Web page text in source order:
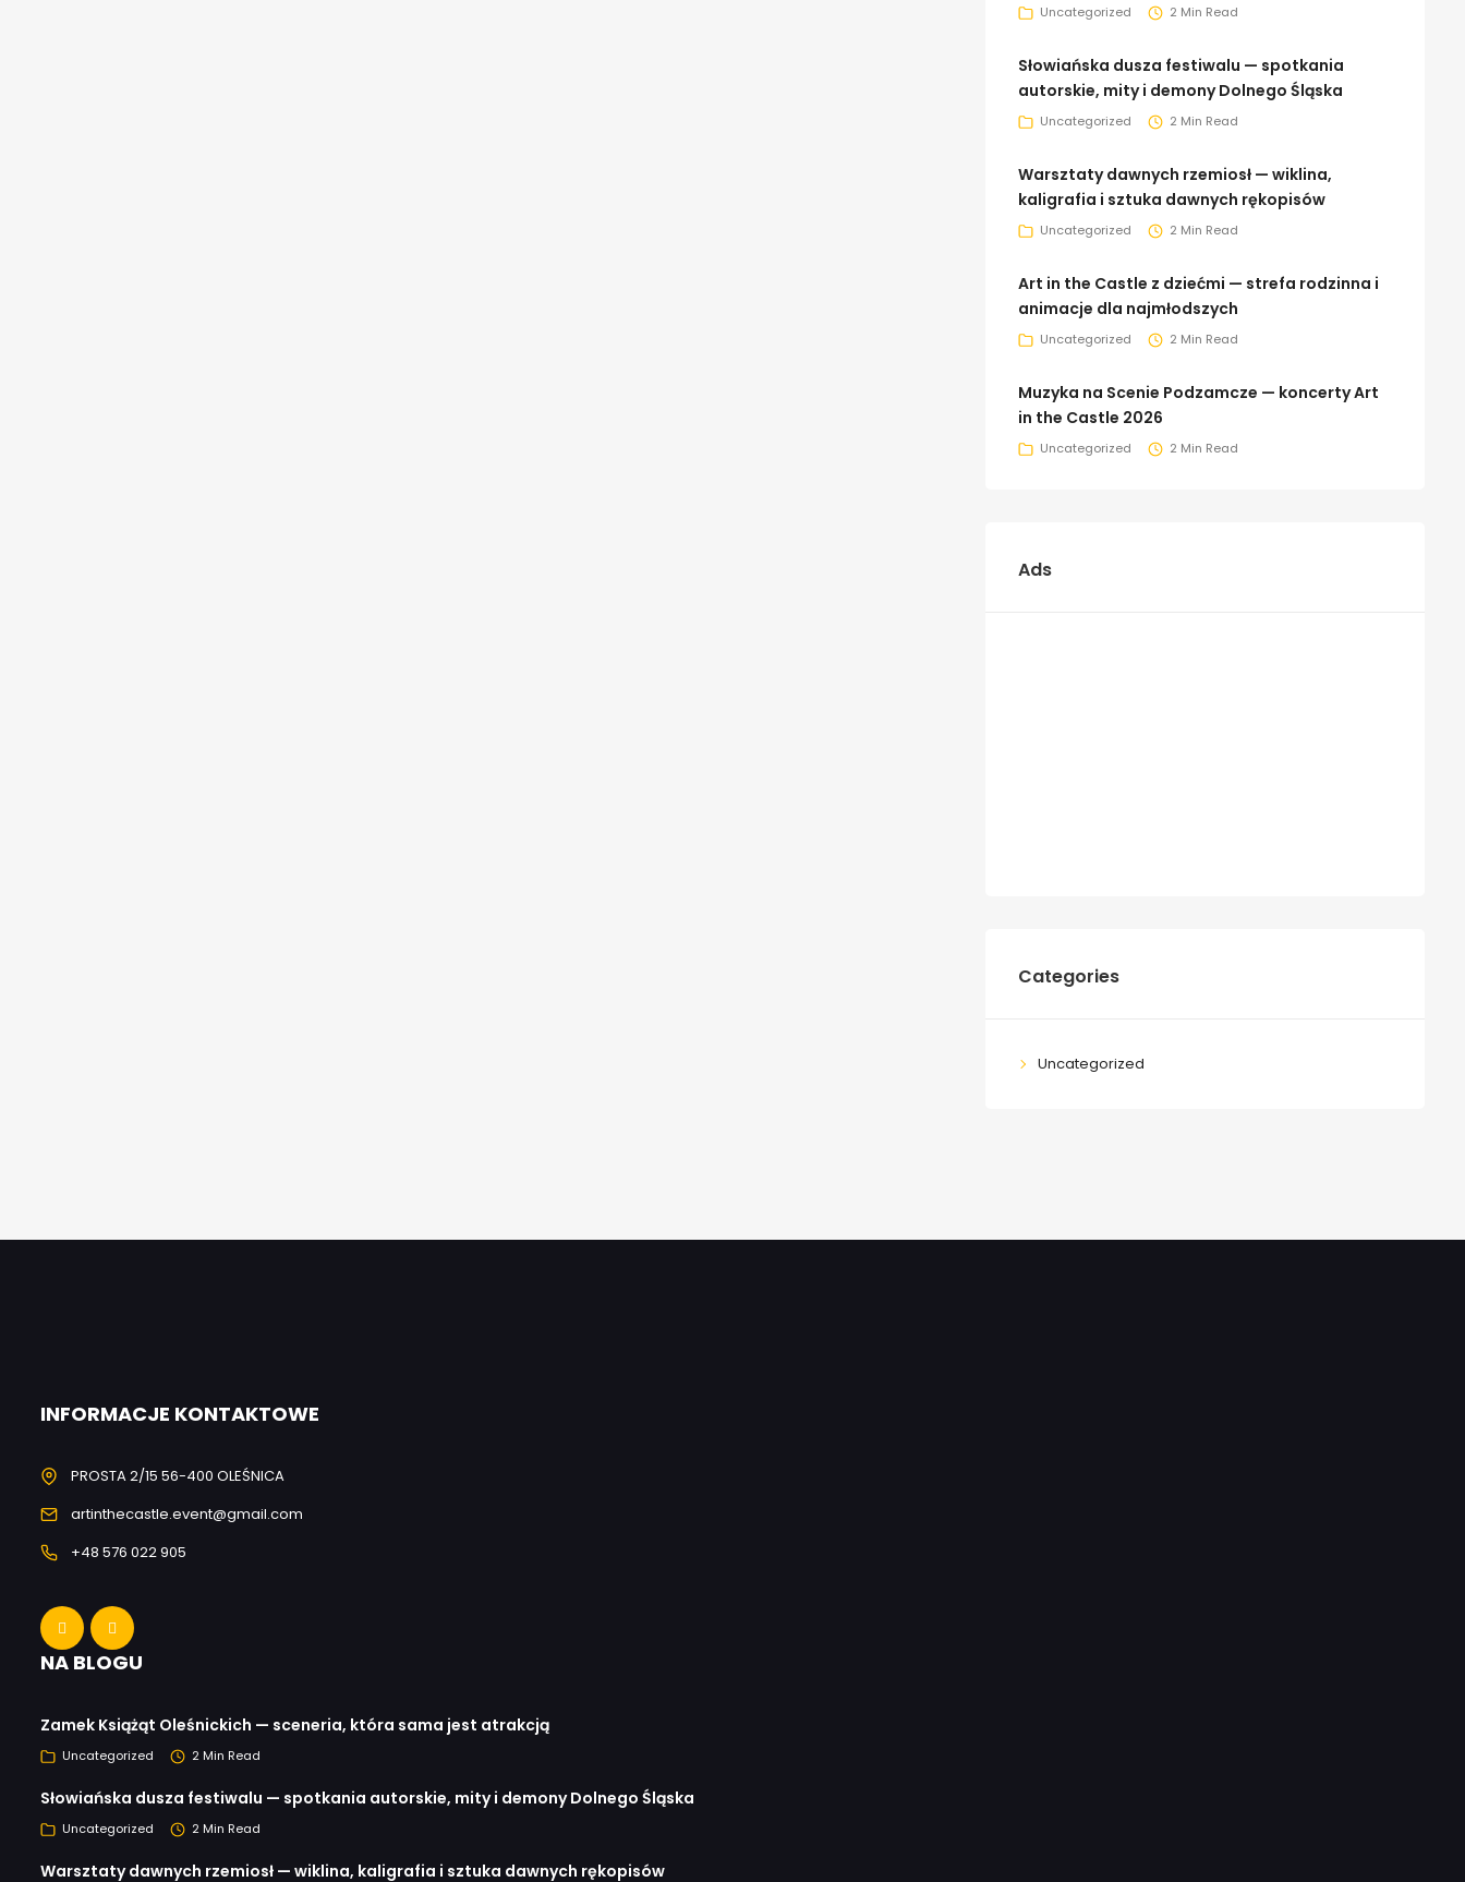
Uncategorized 2 Min Read
Słowiańska dusza festiwalu — spotkania
autorskie, mity i demony Dolnego Śląska
Uncategorized 2 Min Read
Warsztaty dawnych rzemiosł — wiklina,
kaligrafia i sztuka dawnych rękopisów
Uncategorized 2 Min Read
Art in the Castle z dziećmi — strefa rodzinna i
animacje dla najmłodszych
Uncategorized 2 Min Read
Muzyka na Scenie Podzamcze — koncerty Art
in the Castle 2026
Uncategorized 2 Min Read
Ads
Categories
Uncategorized
INFORMACJE KONTAKTOWE
PROSTA 2/15 56-400 OLEŚNICA
artinthecastle.event@gmail.com
+48 576 022 905
NA BLOGU
Zamek Książąt Oleśnickich — sceneria, która sama jest atrakcją
Uncategorized 2 Min Read
Słowiańska dusza festiwalu — spotkania autorskie, mity i demony Dolnego Śląska
Uncategorized 2 Min Read
Warsztaty dawnych rzemiosł — wiklina, kaligrafia i sztuka dawnych rękopisów